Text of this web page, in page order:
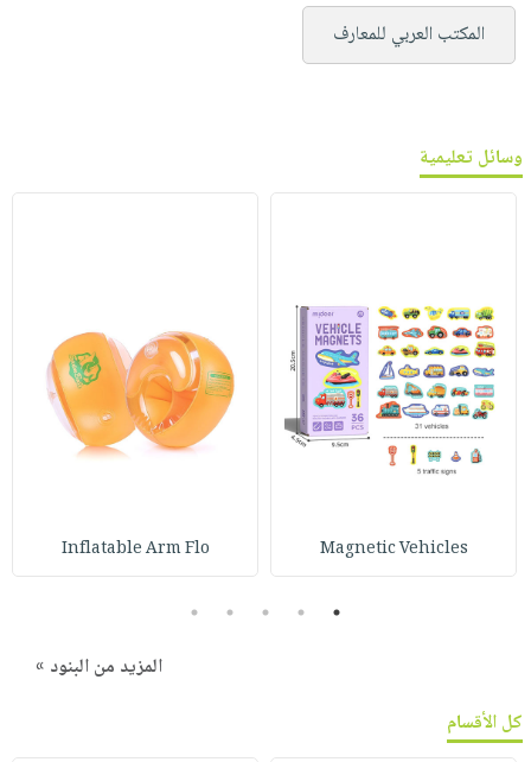
المكتب العربي للمعارف
وسائل تعليمية
Magnetic Vehicles
Inflatable Arm Flo
1
2
3
4
5
المزيد من البنود »
كل الأقسام